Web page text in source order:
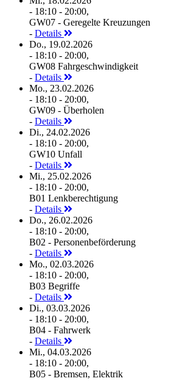
- 18:10 - 20:00,
GW07 - Geregelte Kreuzungen
- Details
Do., 19.02.2026
- 18:10 - 20:00,
GW08 Fahrgeschwindigkeit
- Details
Mo., 23.02.2026
- 18:10 - 20:00,
GW09 - Überholen
- Details
Di., 24.02.2026
- 18:10 - 20:00,
GW10 Unfall
- Details
Mi., 25.02.2026
- 18:10 - 20:00,
B01 Lenkberechtigung
- Details
Do., 26.02.2026
- 18:10 - 20:00,
B02 - Personenbeförderung
- Details
Mo., 02.03.2026
- 18:10 - 20:00,
B03 Begriffe
- Details
Di., 03.03.2026
- 18:10 - 20:00,
B04 - Fahrwerk
- Details
Mi., 04.03.2026
- 18:10 - 20:00,
B05 - Bremsen, Elektrik